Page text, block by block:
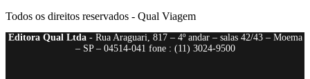
Todos os direitos reservados - Qual Viagem
Editora Qual Ltda- Rua Araguari, 817 – 4º andar – salas 42/43 – Moema
– SP – 04514-041 fone : (11) 3024-9500